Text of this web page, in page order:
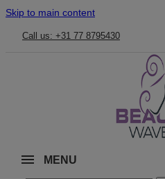
Skip to main content
Call us: +31 77 8795430
MENU